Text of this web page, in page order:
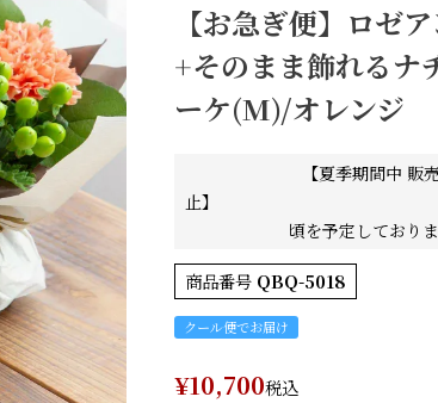
～
【お急ぎ便】ロゼ
+そのまま飾れるナ
ーケ(M)/オレンジ
【夏季期間中 販
止】 販売再
頃を予定しておりま
商品番号 QBQ-5018
クール便でお届け
¥10,700税込